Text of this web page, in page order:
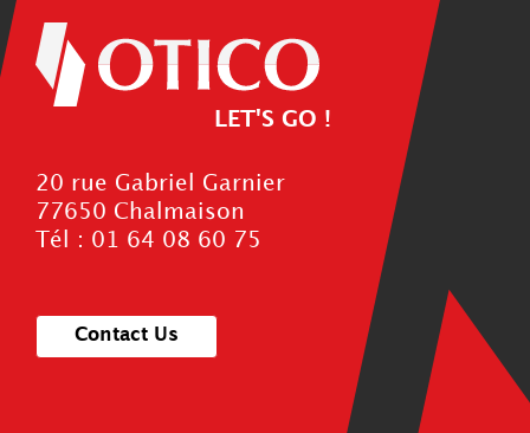
LET'S GO !
20 rue Gabriel Garnier
77650 Chalmaison
Tél : 01 64 08 60 75
Contact Us